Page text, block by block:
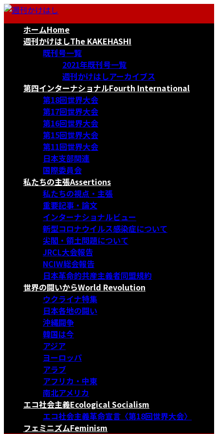
コ
ナ
ホームHome
週刊かけはしThe KAKEHASHI
既刊号一覧
2021年既刊号一覧
週刊かけはしアーカイブス
第四インターナショナルFourth International
第18回世界大会
第17回世界大会
第16回世界大会
第15回世界大会
第11回世界大会
日本支部関連
国際委員会
私たちの主張Assertions
私たちの視点・主張
重要記事・論文
インターナショナルビュー
新型コロナウイルス感染症について
尖閣・領土問題について
JRCL大会報告
NCIW総会報告
日本革命的共産主義者同盟規約
世界の闘いからWorld Revolution
ウクライナ特集
日本各地の闘い
沖縄闘争
韓国は今
アジア
ヨーロッパ
アラブ
アフリカ・中東
南北アメリカ
エコ社会主義Ecological Socialism
エコ社会主義革命宣言〈第18回世界大会〉
フェミニズムFeminism